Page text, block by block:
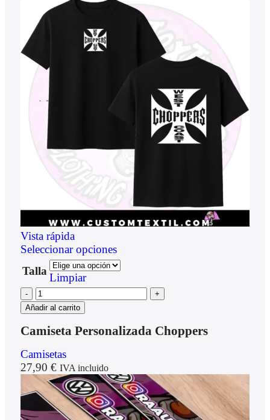
Vista rápida
Seleccionar opciones
Talla
Limpiar
Añadir al carrito
Camiseta Personalizada Choppers
Camisetas
27,90 € IVA incluido